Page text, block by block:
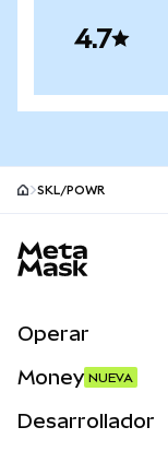
4.7
SKL/POWR
Operar
Money NUEVA
Desarrollador